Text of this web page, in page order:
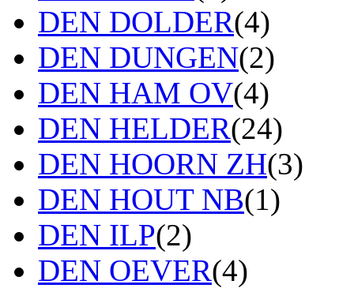
DEN DOLDER(4)
DEN DUNGEN(2)
DEN HAM OV(4)
DEN HELDER(24)
DEN HOORN ZH(3)
DEN HOUT NB(1)
DEN ILP(2)
DEN OEVER(4)